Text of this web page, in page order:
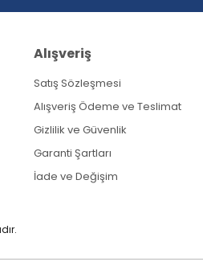
Alışveriş
Satış Sözleşmesi
Alışveriş Ödeme ve Teslimat
Gizlilik ve Güvenlik
Garanti Şartları
İade ve Değişim